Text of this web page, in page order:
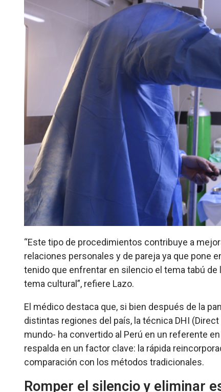
“Este tipo de procedimientos contribuye a
relaciones personales y de pareja ya que pone
tenido que enfrentar en silencio el tema tabú
tema cultural”, refiere Lazo.
El médico destaca que, si bien después de la
distintas regiones del país, la técnica DHI
mundo- ha convertido al Perú en un referente
respalda en un factor clave: la rápida
comparación con los métodos tradicionales.
Romper el silencio y eliminar